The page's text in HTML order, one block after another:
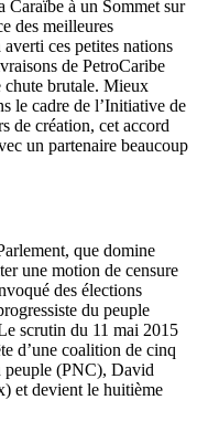
Caraïbe à un Sommet sur
des meilleures
ces petites nations
de PetroCaribe
chute brutale. Mieux
le cadre de l’Initiative de
de création, cet accord
un partenaire beaucoup
que domine
une motion de censure
des élections
du peuple
scrutin du 11 mai 2015
d’une coalition de cinq
peuple (PNC), David
et devient le huitième